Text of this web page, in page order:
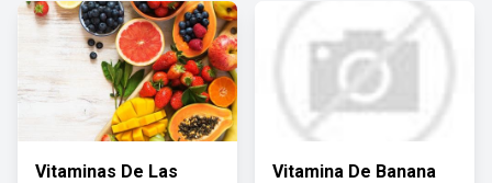
Vitaminas De Las
Vitamina De Banana